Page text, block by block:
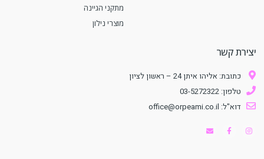
מתקני הגיינה
מוצרי נילון
יצירת קשר
כתובת: אליהו איתן 24 – ראשון לציון
טלפון: 03-5272322
דוא"ל: office@orpeami.co.il